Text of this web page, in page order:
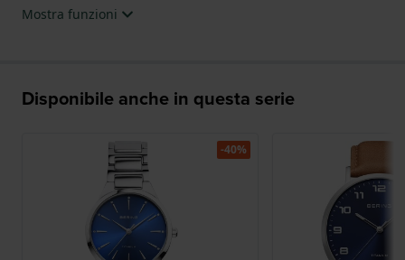
Mostra funzioni
Disponibile anche in questa serie
-40%